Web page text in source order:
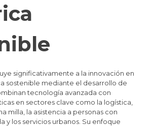
significativamente a la innovación en
sostenible mediante el desarrollo de
tecnología avanzada con
en sectores clave como la logística,
milla, la asistencia a personas con
y los servicios urbanos. Su enfoque